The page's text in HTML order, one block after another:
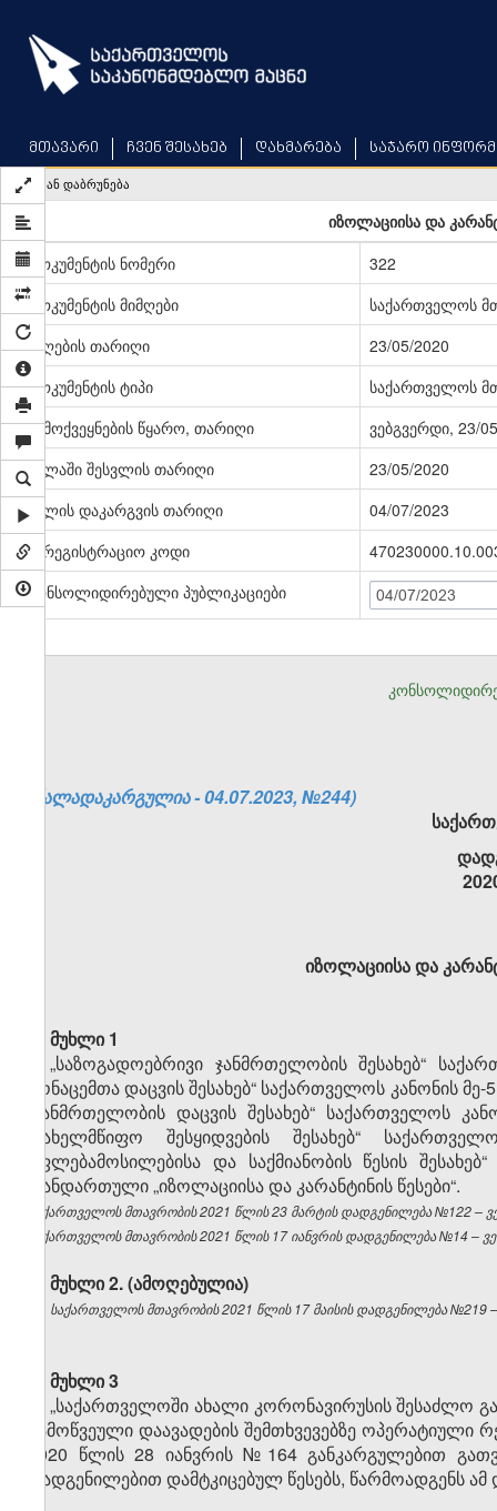
main
content
მთავარი ჩვენ შესახებ დახმარება საჯარო
უკან დაბრუნება
იზოლაციისა და
დოკუმენტის ნომერი
322
დოკუმენტის მიმღები
საქართველოს
მიღების თარიღი
23/05/2020
დოკუმენტის ტიპი
საქართველოს
გამოქვეყნების წყარო, თარიღი
ვებგვერდი, 23/
ძალაში შესვლის თარიღი
23/05/2020
ძალის დაკარგვის თარიღი
04/07/2023
სარეგისტრაციო კოდი
კონსოლიდირებული პუბლიკაციები
04/07/2023
(ძალადაკარგულია - 04.07.2023, №244)
იზოლაციისა და
მუხლი 1
„საზოგადოებრივი ჯანმრთელობის შესახებ“
მონაცემთა დაცვის შესახებ“ საქართველოს კანონის მე-
„ჯანმრთელობის დაცვის შესახებ“ საქართველოს
„სახელმწიფო შესყიდვების შესახებ“
უფლებამოსილებისა და საქმიანობის წესის
თანდართული „იზოლაციისა და კარანტინის წესები“.
საქართველოს მთავრობის 2021 წლის 23 მარტის დადგენილება №122 –
საქართველოს მთავრობის 2021 წლის 17 იანვრის დადგენილება №14 –
მუხლი 2. (ამოღებულია)
საქართველოს მთავრობის 2021 წლის 17 მაისის დადგენილება №219
მუხლი 3
„საქართველოში ახალი კორონავირუსის შესაძლო
გამოწვეული დაავადების შემთხვევებზე ოპერატიული
2020 წლის 28 იანვრის №164 განკარგულებით
დადგენილებით დამტკიცებულ წესებს, წარმოადგენს